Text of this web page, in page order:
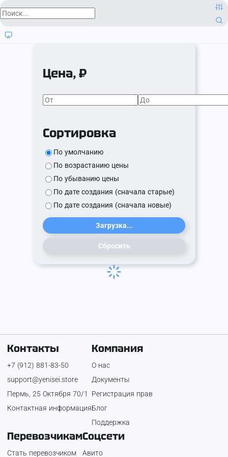
Цена, ₽
Сортировка
По умолчанию
По возрастанию цены
По убыванию цены
По дате создания (сначала старые)
По дате создания (сначала новые)
Загрузка...
Сбросить
Контакты
+7 (912) 881-83-50
support@yenisei.store
Пермь, 25 Октября 70/1
Контактная информация
Компания
О нас
Документы
Регистрация прав
Блог
Поддержка
Перевозчикам
Стать перевозчиком
Соцсети
Авито